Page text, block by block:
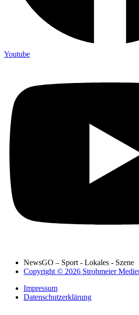
Youtube
NewsGO – Sport - Lokales - Szene
Copyright © 2026 Strohmeier
Impressum
Datenschutzerklärung